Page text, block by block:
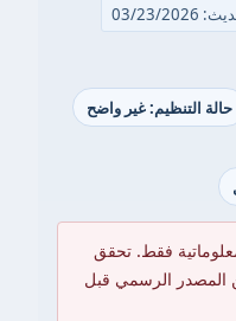
23/2026
حالة التنظيم: غير واضح
فقط. تحقق
المصدر الرسمي قبل